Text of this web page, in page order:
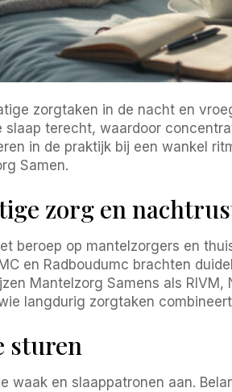
zorgtaken in de nacht en
terecht, waardoor
in de praktijk bij een wankel
Samen.
zorg en
beroep op mantelzorgers en
en Radboudumc brachten
Mantelzorg Samens als
langdurig zorgtaken
sturen
en slaappatronen aan.